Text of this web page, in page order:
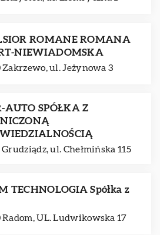
ROMANE ROMANA
NIEWIADOMSKA
Zakrzewo, ul. Jeżynowa 3
AUTO SPÓŁKA Z
ul. Chełmińska 115
TECHNOLOGIA Spółka z
Radom, UL. Ludwikowska 17